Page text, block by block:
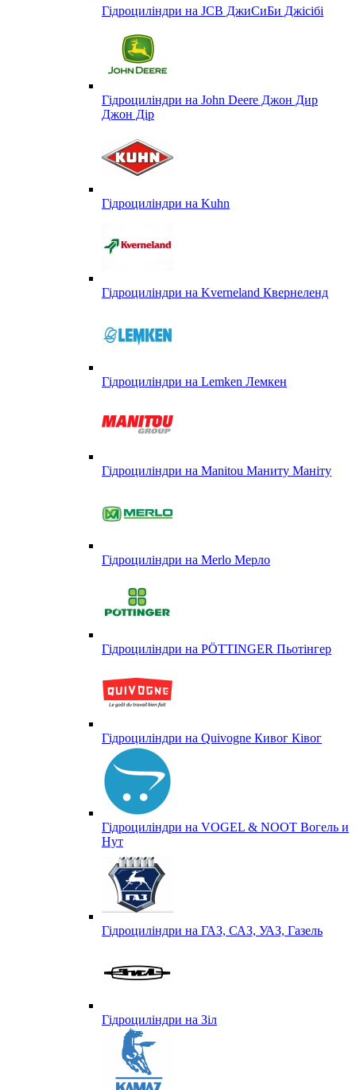
Гідроциліндри на JCB ДжиСиБи Джісібі
Гідроциліндри на John Deere Джон Дир
Джон Дір
Гідроциліндри на Kuhn
Гідроциліндри на Kverneland Квернеленд
Гідроциліндри на Lemken Лемкен
Гідроциліндри на Manitou Маниту Маніту
Гідроциліндри на Merlo Мерло
Гідроциліндри на PÖTTINGER Пьотінгер
Гідроциліндри на Quivogne Кивог Ківог
Гідроциліндри на VOGEL & NOOT Вогель и
Нут
Гідроциліндри на ГАЗ, САЗ, УАЗ, Газель
Гідроциліндри на Зіл